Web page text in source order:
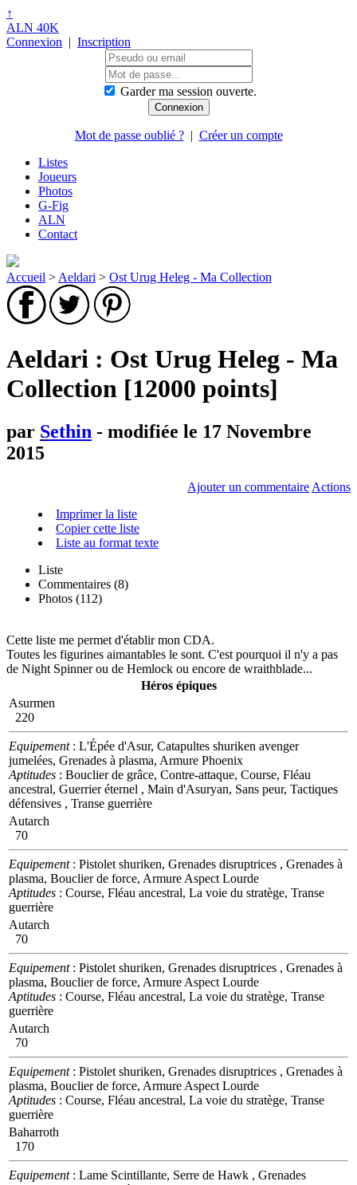
↑
ALN 40K
Connexion | Inscription
Garder ma session ouverte.
Mot de passe oublié ?| Créer un compte
Listes
Joueurs
Photos
G-Fig
ALN
Contact
Accueil > Aeldari > Ost Urug Heleg - Ma Collection
Aeldari : Ost Urug Heleg - Ma
Collection [12000 points]
par Sethin - modifiée le 17 Novembre
2015
Ajouter un commentaire Actions
Imprimer la liste
Copier cette liste
Liste au format texte
Liste
Commentaires (8)
Photos (112)
Cette liste me permet d'établir mon CDA.
Toutes les figurines aimantables le sont. C'est pourquoi il n'y a pas
de Night Spinner ou de Hemlock ou encore de wraithblade...
Héros épiques
Asurmen
220
Equipement: L'Épée d'Asur, Catapultes shuriken avenger
jumelées, Grenades à plasma, Armure Phoenix
Aptitudes : Bouclier de grâce, Contre-attaque, Course, Fléau
ancestral, Guerrier éternel , Main d'Asuryan, Sans peur, Tactiques
défensives , Transe guerrière
Autarch
70
Equipement: Pistolet shuriken, Grenades disruptrices , Grenades à
plasma, Bouclier de force, Armure Aspect Lourde
Aptitudes : Course, Fléau ancestral, La voie du stratège, Transe
guerrière
Autarch
70
Equipement: Pistolet shuriken, Grenades disruptrices , Grenades à
plasma, Bouclier de force, Armure Aspect Lourde
Aptitudes : Course, Fléau ancestral, La voie du stratège, Transe
guerrière
Autarch
70
Equipement: Pistolet shuriken, Grenades disruptrices , Grenades à
plasma, Bouclier de force, Armure Aspect Lourde
Aptitudes : Course, Fléau ancestral, La voie du stratège, Transe
guerrière
Baharroth
170
Equipement: Lame Scintillante, Serre de Hawk , Grenades